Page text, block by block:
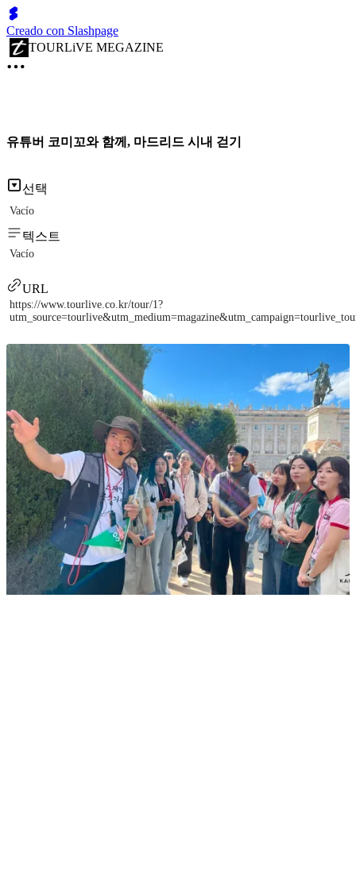
Creado con Slashpage
TOURLiVE MEGAZINE
유튜버 코미꼬와 함께, 마드리드 시내 걷기
선택
Vacío
텍스트
Vacío
URL
https://www.tourlive.co.kr/tour/1?